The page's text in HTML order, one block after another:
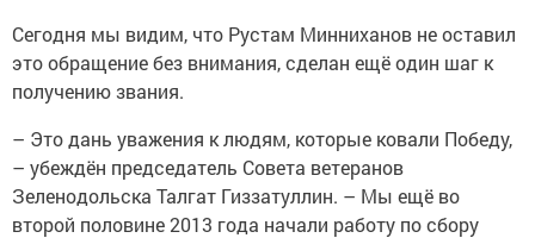
Сегодня мы видим, что Рустам Минниханов не оставил
это обращение без внимания, сделан ещё один шаг к
получению звания.
– Это дань уважения к людям, которые ковали Победу,
– убеждён председатель Совета ветеранов
Зеленодольска Талгат Гиззатуллин. – Мы ещё во
второй половине 2013 года начали работу по сбору